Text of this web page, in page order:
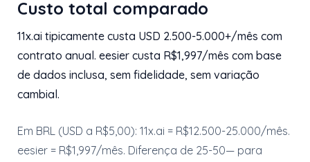
Custo total comparado
11x.ai tipicamente custa USD 2.500-5.000+/mês com
contrato anual. eesier custa R$1,997/mês com base
de dados inclusa, sem fidelidade, sem variação
cambial.
Em BRL (USD a R$5,00): 11x.ai = R$12.500-25.000/mês.
eesier = R$1,997/mês. Diferença de 25-50— para